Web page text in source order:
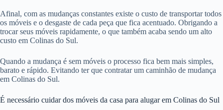
Afinal, com as mudanças constantes existe o custo de transportar todos
os móveis e o desgaste de cada peça que fica acentuado. Obrigando a
trocar seus móveis rapidamente, o que também acaba sendo um alto
custo em Colinas do Sul.
Quando a mudança é sem móveis o processo fica bem mais simples,
barato e rápido. Evitando ter que contratar um caminhão de mudança
em Colinas do Sul.
É necessário cuidar dos móveis da casa para alugar em Colinas do Sul